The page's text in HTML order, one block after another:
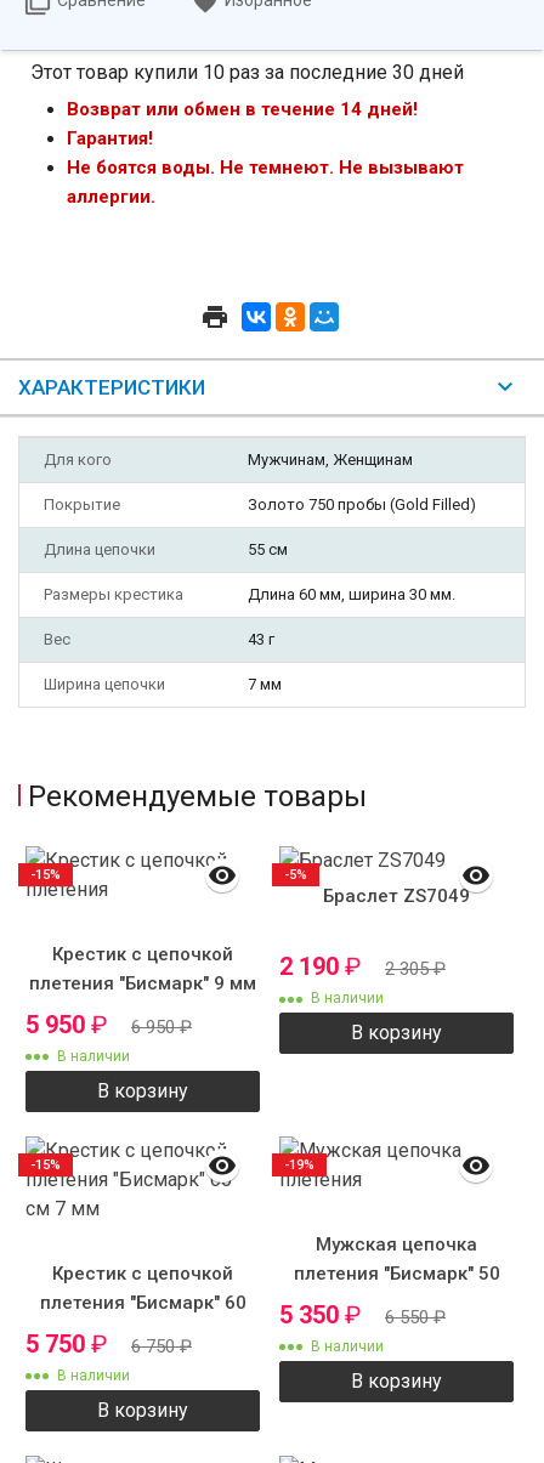
Этот товар купили 10 раз за последние 30 дней
Возврат или обмен в течение 14 дней!
Гарантия!
Не боятся воды. Не темнеют. Не вызывают
аллергии.
ХАРАКТЕРИСТИКИ
Для кого Мужчинам, Женщинам
Покрытие Золото 750 пробы (Gold Filled)
Длина цепочки 55 см
Размеры крестика Длина 60 мм, ширина 30 мм.
Вес 43 г
Ширина цепочки 7 мм
Рекомендуемые товары
Крестик с цепочкой
плетения "Бисмарк" 9 мм
5 950 ₽ 6 950₽
В наличии
В корзину
-15%
Браслет ZS7049
2 190 ₽ 2 305₽
В наличии
В корзину
-5%
Крестик с цепочкой
плетения "Бисмарк" 60
5 750 ₽ 6 750₽
В наличии
В корзину
-15%
Мужская цепочка
плетения "Бисмарк" 50
5 350 ₽ 6 550₽
В наличии
В корзину
-19%